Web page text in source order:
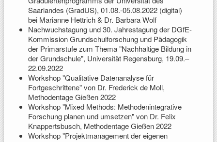
Saarlandes (GradUS), 01.08.-05.08.2022 (digital)
bei Marianne Hettrich & Dr. Barbara Wolf
Nachwuchstagung und 30. Jahrestagung der DGfE-
Kommission Grundschulforschung und Pädagogik
der Primarstufe zum Thema "Nachhaltige Bildung in
der Grundschule", Universität Regensburg, 19.09.–
22.09.2022
Workshop "Qualitative Datenanalyse für
Fortgeschrittene" von Dr. Frederick de Moll,
Methodentage Gießen 2022
Workshop "Mixed Methods: Methodenintegrative
Forschung planen und umsetzen" von Dr. Felix
Knappertsbusch, Methodentage Gießen 2022
Workshop "Projektmanagement der eigenen